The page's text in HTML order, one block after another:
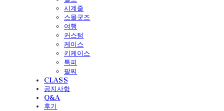
시계줄
스몰굿즈
여행
커스텀
케이스
키케이스
특피
팔찌
CLASS
공지사항
Q&A
후기